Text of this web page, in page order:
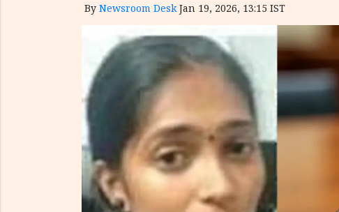
By Newsroom Desk Jan 19, 2026, 13:15 IST